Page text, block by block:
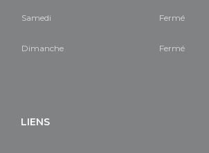
Samedi Fermé
Dimanche Fermé
LIENS